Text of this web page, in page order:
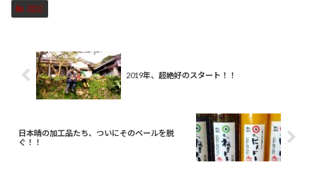
雑記
2019年、超絶好のスタート！！
日本晴の加工品たち、ついにそのベールを脱
ぐ！！